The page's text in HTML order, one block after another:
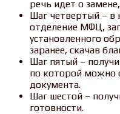
речь идет о
Шаг четвертый – в
отделение МФЦ,
установленного
заранее, скачав
Шаг пятый –
по которой можно
документа.
Шаг шестой –
готовности.